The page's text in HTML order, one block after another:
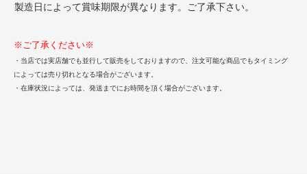
製造日によって賞味期限が異なります。ご了承下さい。
※ご了承ください※
・当店では実店舗でも並行して販売をしておりますので、注文可能な商品でもタイミング
によっては売り切れとなる場合がございます。
・在庫状況によっては、発送までにお時間を頂く場合がございます。